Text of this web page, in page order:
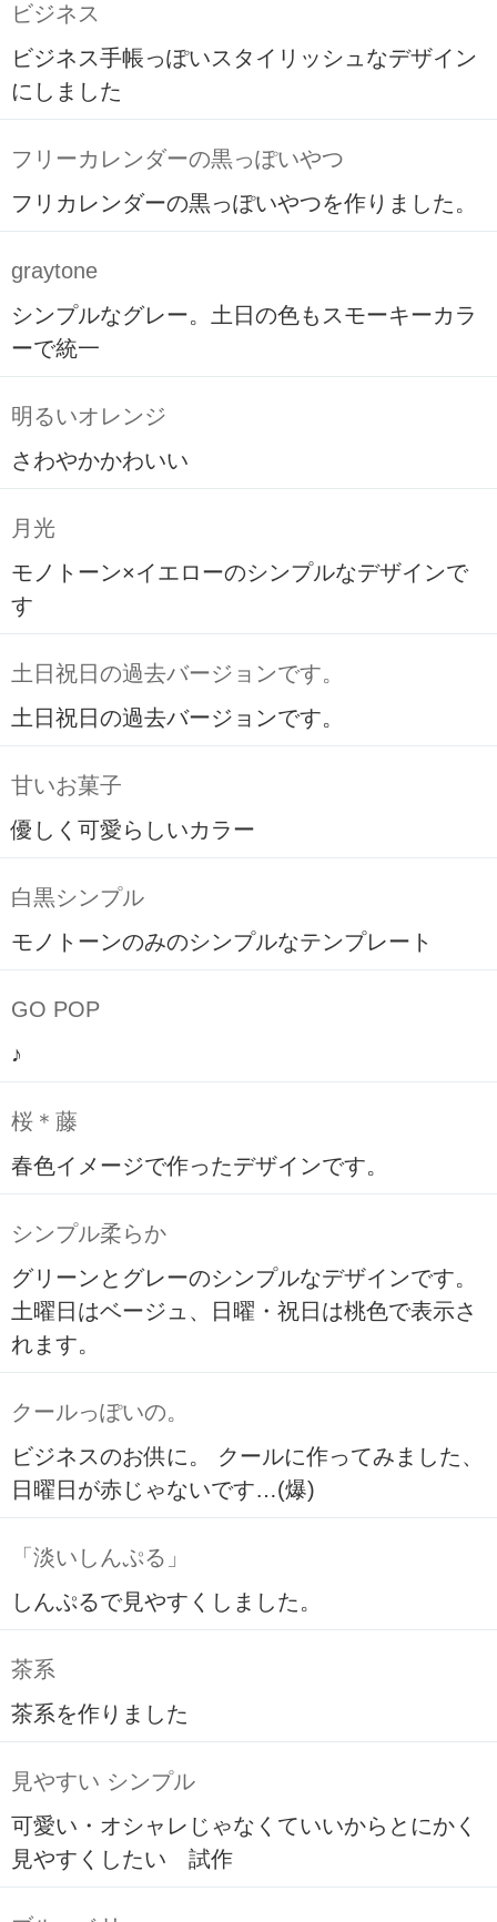
ビジネス
ビジネス手帳っぽいスタイリッシュなデザイン
にしました
フリーカレンダーの黒っぽいやつ
フリカレンダーの黒っぽいやつを作りました。
graytone
シンプルなグレー。土日の色もスモーキーカラ
ーで統一
明るいオレンジ
さわやかかわいい
月光
モノトーン×イエローのシンプルなデザインで
す
土日祝日の過去バージョンです。
土日祝日の過去バージョンです。
甘いお菓子
優しく可愛らしいカラー
白黒シンプル
モノトーンのみのシンプルなテンプレート
GO POP
♪
桜＊藤
春色イメージで作ったデザインです。
シンプル柔らか
グリーンとグレーのシンプルなデザインです。
土曜日はベージュ、日曜・祝日は桃色で表示さ
れます。
クールっぽいの。
ビジネスのお供に。 クールに作ってみました、
日曜日が赤じゃないです…(爆)
「淡いしんぷる」
しんぷるで見やすくしました。
茶系
茶系を作りました
見やすい シンプル
可愛い・オシャレじゃなくていいからとにかく
見やすくしたい 試作